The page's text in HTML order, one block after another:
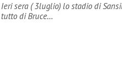
Ieri sera ( 3luglio) lo stadio di
tutto di Bruce…